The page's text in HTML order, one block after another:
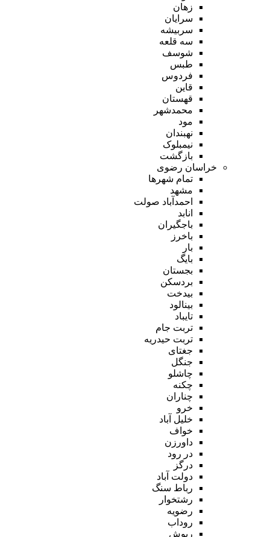
زهان
سرایان
سربیشه
سه قلعه
شوسف
طبس
فردوس
قاین
قهستان
محمدشهر
مود
نهبندان
نیمبلوک
بازگشت
خراسان رضوی
تمام شهر‌ها
مشهد
احمدآباد صولت
انابد
باجگیران
باخرز
بار
بایگ
بجستان
بردسکن
بیدخت
بینالود
تایباد
تربت جام
تربت حیدریه
جغتای
جنگل
چاشلو
چکنه
چناران
خرو
خلیل آباد
خواف
داورزن
در رود
درگز
دولت آباد
رباط سنگ
رشتخوار
رضویه
روداب
ریوش